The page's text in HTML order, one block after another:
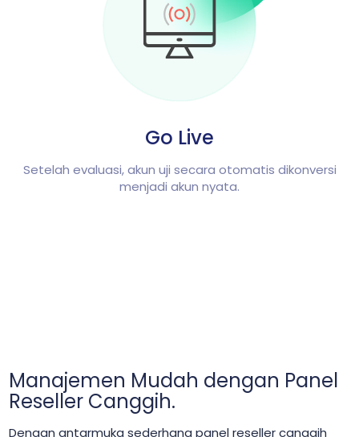
Go Live
Setelah evaluasi, akun uji secara otomatis dikonversi
menjadi akun nyata.
Manajemen Mudah dengan Panel
Reseller Canggih.
Dengan antarmuka sederhana panel reseller canggih